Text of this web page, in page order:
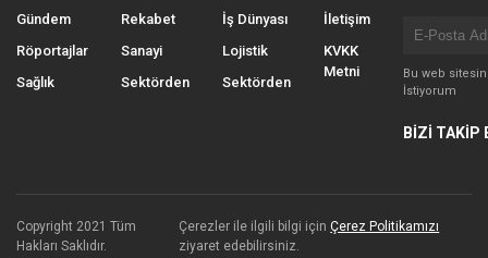
Gündem
Röportajlar
Sağlık
Rekabet
Sanayi
Sektörden
İş Dünyası
Lojistik
Sektörden
İletişim
KVKK
Metni
Bu web
İstiyorum
BİZİ TAKİP
Copyright 2021 Tüm
Hakları Saklıdır.
Çerezler ile ilgili bilgi içinÇerez Politikamızı
ziyaret edebilirsiniz.